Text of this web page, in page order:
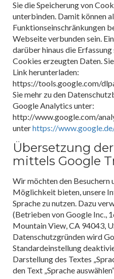
Sie die Speicherung von
unterbinden. Damit können
Funktionseinschränkungen
Webseite verbunden sein.
darüber hinaus die
Cookies erzeugten Daten.
Link herunterladen:
https://tools.google.com/
Sie mehr zu den
Google Analytics unter:
http://www.google.com/
unterhttps://
Übersetzung
mittels Google
Wir möchten den Besuchern
Möglichkeit bieten, unsere
Sprache zu nutzen. Dazu
(Betrieben von Google Inc.,
Mountain View, CA 94043,
Datenschutzgründen wird
Standardeinstellung
Darstellung des Textes
den Text „Sprache